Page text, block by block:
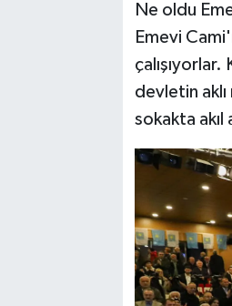
Ne oldu
Emevi
devletin aklı
sokakta akıl